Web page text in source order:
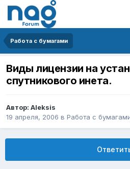
Работа с бумагами
Виды лицензии на
спутникового инета.
Автор: Aleksis
19 апреля, 2006 в Работа с